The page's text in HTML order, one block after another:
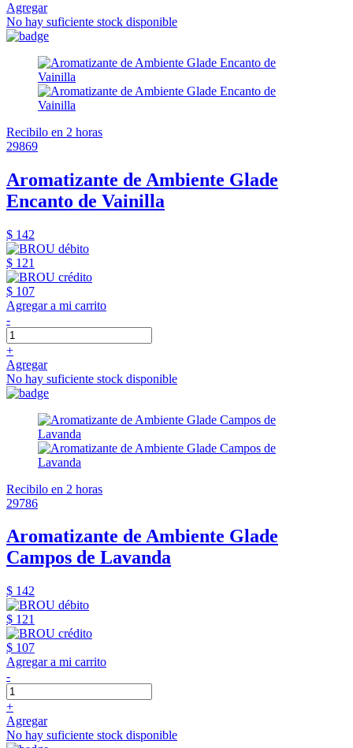
Agregar
No hay suficiente stock disponible
Recibilo en 2 horas
29869
Aromatizante de Ambiente Glade
Encanto de Vainilla
$ 142
$ 121
$ 107
Agregar a mi carrito
-
+
Agregar
No hay suficiente stock disponible
Recibilo en 2 horas
29786
Aromatizante de Ambiente Glade
Campos de Lavanda
$ 142
$ 121
$ 107
Agregar a mi carrito
-
+
Agregar
No hay suficiente stock disponible